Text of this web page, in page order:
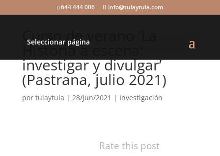
644 444 006 info@tulaytula.com
Seleccionar página
Curso de verano ‘La
Historia a escena:
investigar y divulgar’
(Pastrana, julio 2021)
por tulaytula | 28/Jun/2021 | Investigación
Rate this post